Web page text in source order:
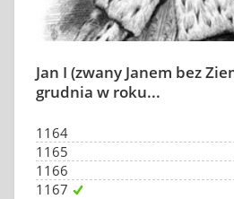
Jan I (zwany Janem bez
grudnia w roku...
1164
1165
1166
1167